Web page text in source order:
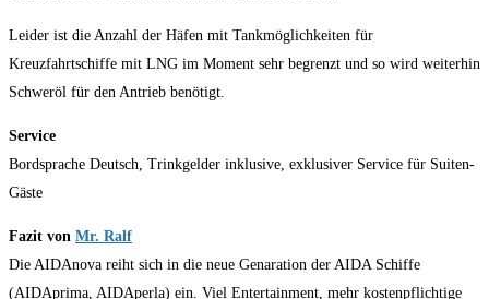
Leider ist die Anzahl der Häfen mit Tankmöglichkeiten für
Kreuzfahrtschiffe mit LNG im Moment sehr begrenzt und so wird weiterhin
Schweröl für den Antrieb benötigt.
Service
Bordsprache Deutsch, Trinkgelder inklusive, exklusiver Service für Suiten-
Gäste
Fazit von Mr. Ralf
Die AIDAnova reiht sich in die neue Genaration der AIDA Schiffe
(AIDAprima, AIDAperla) ein. Viel Entertainment, mehr kostenpflichtige